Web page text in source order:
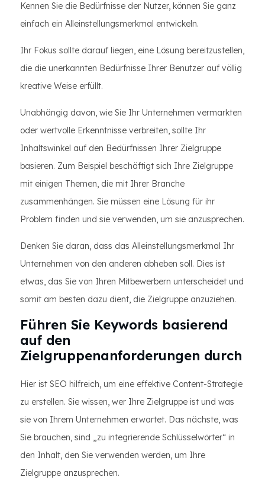
Kennen Sie die Bedürfnisse der Nutzer, können Sie ganz
einfach ein Alleinstellungsmerkmal entwickeln.
Ihr Fokus sollte darauf liegen, eine Lösung bereitzustellen,
die die unerkannten Bedürfnisse Ihrer Benutzer auf völlig
kreative Weise erfüllt.
Unabhängig davon, wie Sie Ihr Unternehmen vermarkten
oder wertvolle Erkenntnisse verbreiten, sollte Ihr
Inhaltswinkel auf den Bedürfnissen Ihrer Zielgruppe
basieren. Zum Beispiel beschäftigt sich Ihre Zielgruppe
mit einigen Themen, die mit Ihrer Branche
zusammenhängen. Sie müssen eine Lösung für ihr
Problem finden und sie verwenden, um sie anzusprechen.
Denken Sie daran, dass das Alleinstellungsmerkmal Ihr
Unternehmen von den anderen abheben soll. Dies ist
etwas, das Sie von Ihren Mitbewerbern unterscheidet und
somit am besten dazu dient, die Zielgruppe anzuziehen.
Führen Sie Keywords basierend
auf den
Zielgruppenanforderungen durch
Hier ist SEO hilfreich, um eine effektive Content-Strategie
zu erstellen. Sie wissen, wer Ihre Zielgruppe ist und was
sie von Ihrem Unternehmen erwartet. Das nächste, was
Sie brauchen, sind „zu integrierende Schlüsselwörter“ in
den Inhalt, den Sie verwenden werden, um Ihre
Zielgruppe anzusprechen.